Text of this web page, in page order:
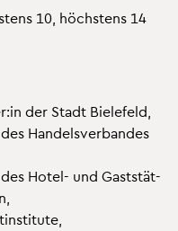
10, höchs­tens 14
der Stadt Bie­le­feld,
Han­dels­ver­ban­des
Hotel- und Gast­stät­